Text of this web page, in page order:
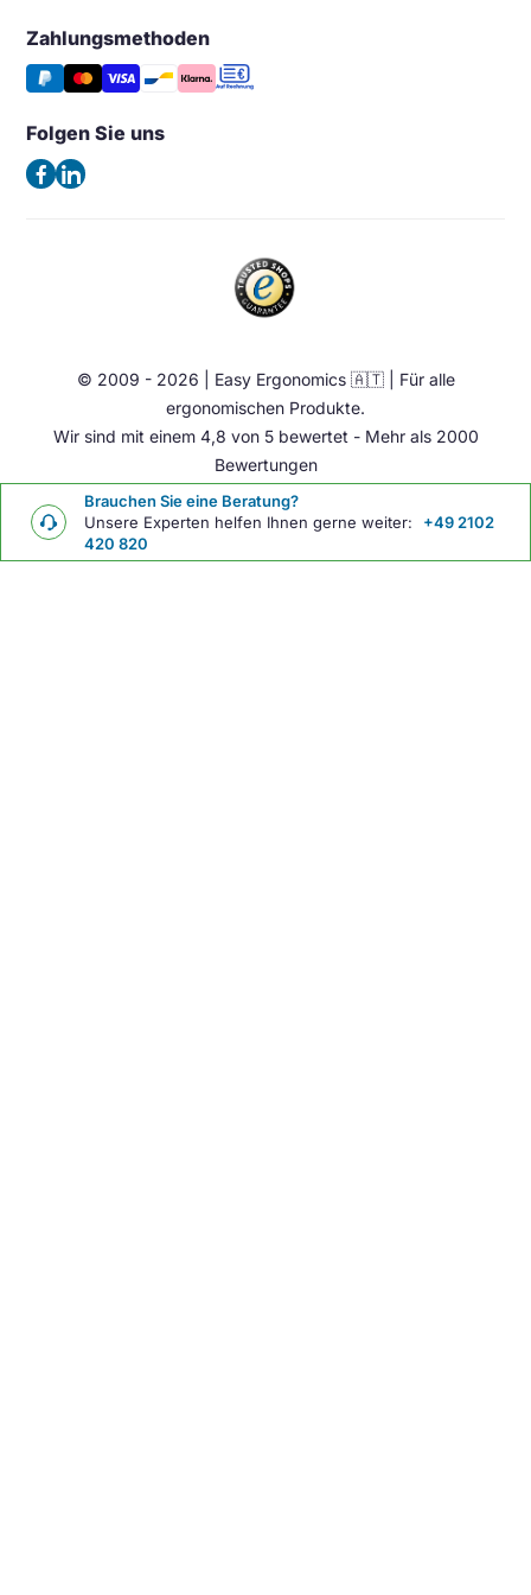
Brauchen Sie eine Beratung?
Unsere Experten helfen Ihnen gerne weiter:
+49 2102
420 820
Häufig gestellte Fragen – FAQ
Allgemeine Geschäftsbedingungen
Datenschutzerklärung
Wunschliste
Vergleichen
Monitorarm & Monitorständer
Stützen
Beleuchtung
Ergonomische Bürostuhl
Übrige
Easy Ergonomics (Office Shapers B.V.)
Kaiserswerther Str. 115
Deutschland
(Keine Besuchsadresse)
info@easy-ergonomics.at
Zahlungsmethoden
Folgen Sie uns
© 2009 - 2026 | Easy Ergonomics 🇦🇹 | Für alle
ergonomischen Produkte.
Wir sind mit einem 4,8 von 5 bewertet - Mehr als 2000
Bewertungen